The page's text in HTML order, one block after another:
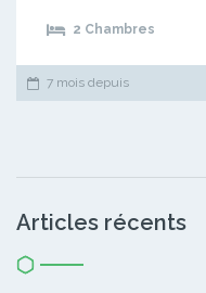
2 Chambres
7 mois depuis
Articles récents